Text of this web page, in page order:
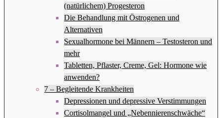
(natürlichem) Progesteron
Die Behandlung mit Östrogenen und
Alternativen
Sexualhormone bei Männern – Testosteron und
mehr
Tabletten, Pflaster, Creme, Gel: Hormone wie
anwenden?
7 – Begleitende Krankheiten
Depressionen und depressive Verstimmungen
Cortisolmangel und „Nebennierenschwäche“